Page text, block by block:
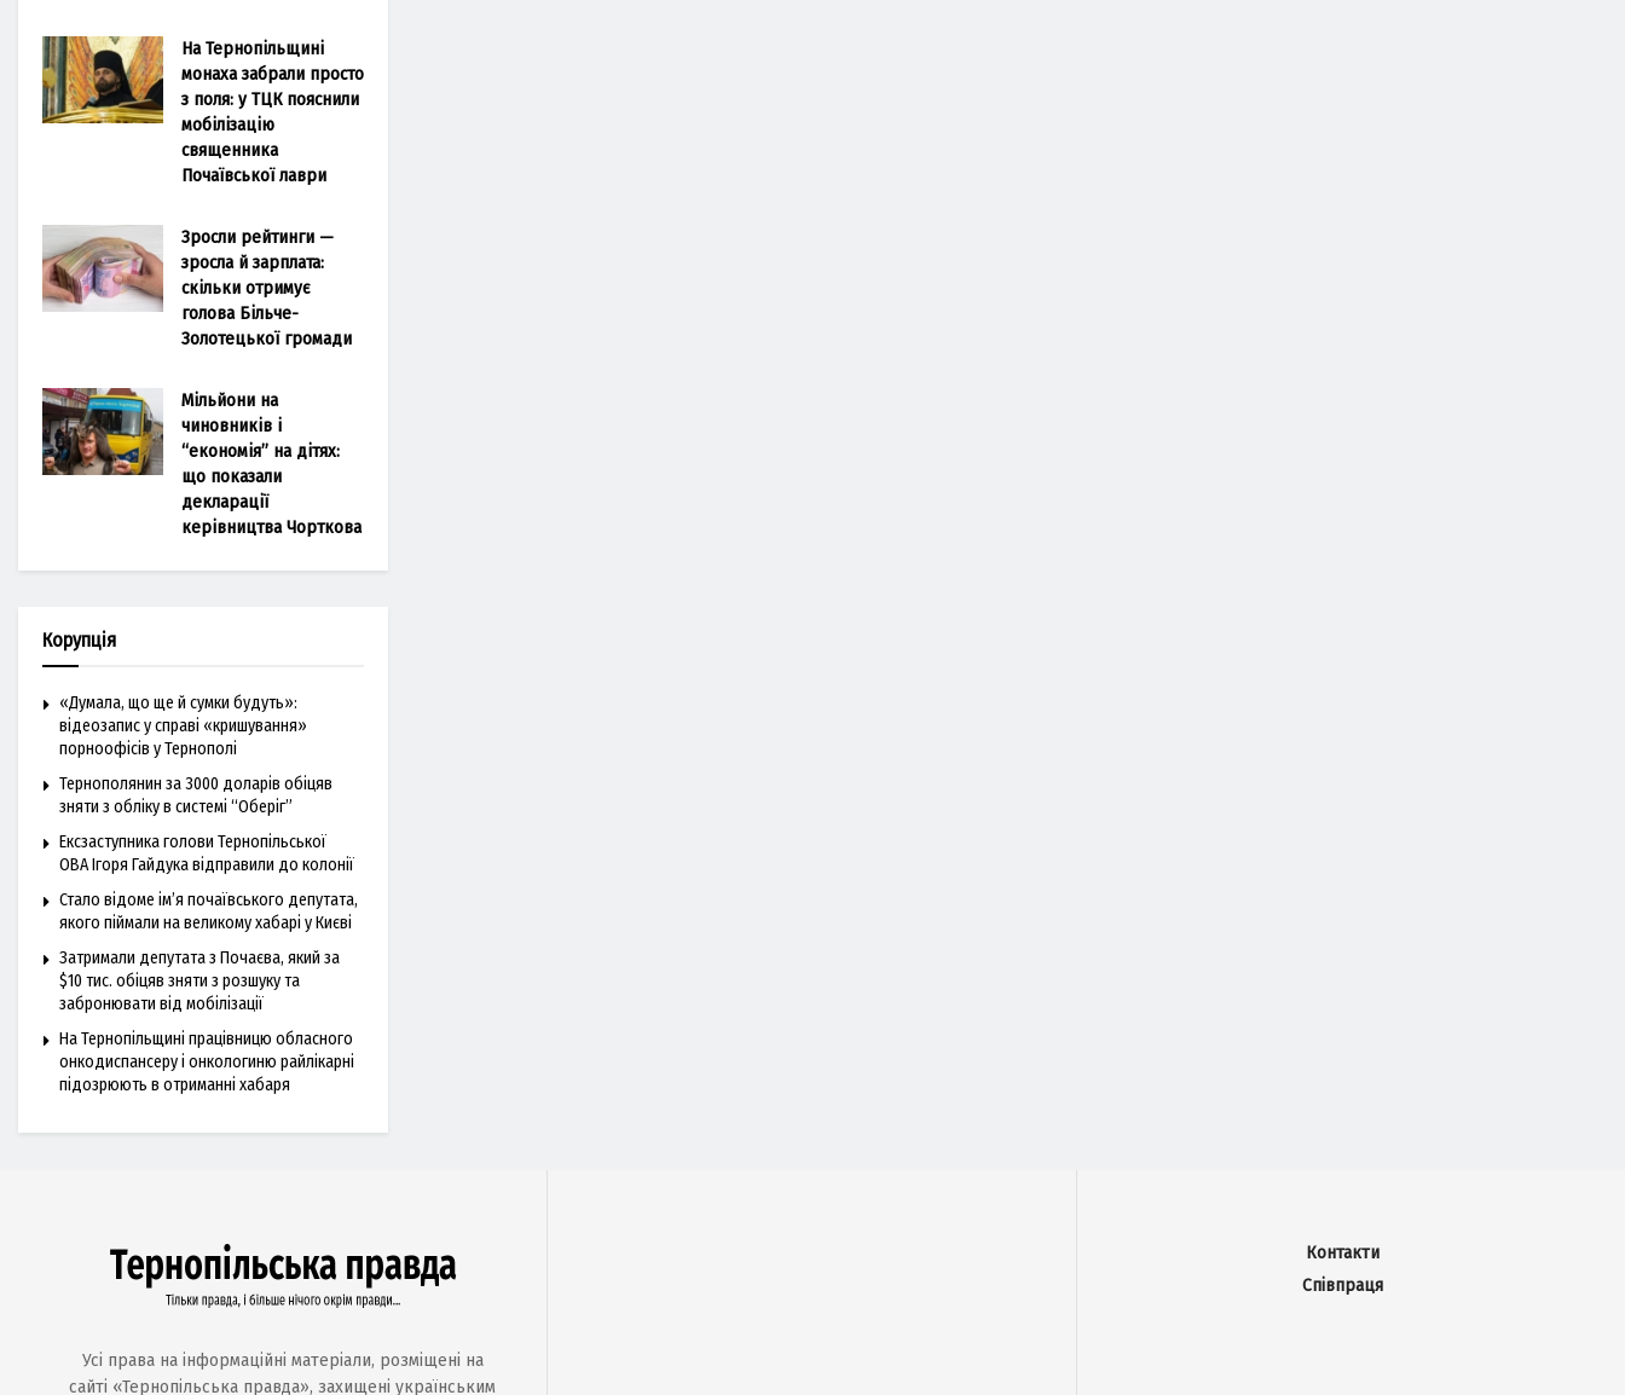
На Тернопільщині
монаха забрали просто
з поля: у ТЦК пояснили
мобілізацію
священника
Почаївської лаври
Зросли рейтинги —
зросла й зарплата:
скільки отримує
голова Більче-
Золотецької громади
Мільйони на
чиновників і
“економія” на дітях:
що показали
декларації
керівництва Чорткова
Корупція
«Думала, що ще й сумки будуть»:
відеозапис у справі «кришування»
порноофісів у Тернополі
Тернополянин за 3000 доларів обіцяв
зняти з обліку в системі “Оберіг”
Ексзаступника голови Тернопільської
ОВА Ігоря Гайдука відправили до колонії
Стало відоме ім’я почаївського депутата,
якого піймали на великому хабарі у Києві
Затримали депутата з Почаєва, який за
$10 тис. обіцяв зняти з розшуку та
забронювати від мобілізації
На Тернопільщині працівницю обласного
онкодиспансеру і онкологиню райлікарні
підозрюють в отриманні хабаря
Усі права на інформаційні матеріали, розміщені на
сайті «Тернопільська правда», захищені українським
Контакти
Співпраця